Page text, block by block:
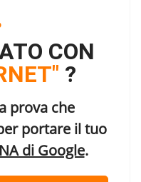
CON
?
prova che
portare il tuo
di Google.